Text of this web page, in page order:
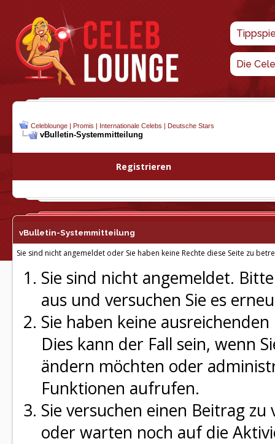
Die
Celeblounge | Promis | Internationale Celebs | Deutsche Stars
vBulletin-Systemmitteilung
Registrieren
vBulletin-Systemmitteilung
Sie sind nicht angemeldet oder Sie haben keine Rechte diese Seite zu
Sie sind nicht angemeldet.
aus und versuchen Sie es
Sie haben keine
Dies kann der Fall sein, wenn
ändern möchten oder
Funktionen aufrufen.
Sie versuchen einen Beitrag
oder warten noch auf die